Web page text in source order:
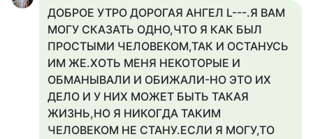
ДОБРОЕ УТРО ДОРОГАЯ АНГЕЛ L---.Я ВАМ
МОГУ СКАЗАТЬ ОДНО,ЧТО Я КАК БЫЛ
ПРОСТЫМИ ЧЕЛОВЕКОМ,ТАК И ОСТАНУСЬ
ИМ ЖЕ.ХОТЬ МЕНЯ НЕКОТОРЫЕ И
ОБМАНЫВАЛИ И ОБИЖАЛИ-НО ЭТО ИХ
ДЕЛО И У НИХ МОЖЕТ БЫТЬ ТАКАЯ
ЖИЗНЬ,НО Я НИКОГДА ТАКИМ
ЧЕЛОВЕКОМ НЕ СТАНУ.ЕСЛИ Я МОГУ,ТО